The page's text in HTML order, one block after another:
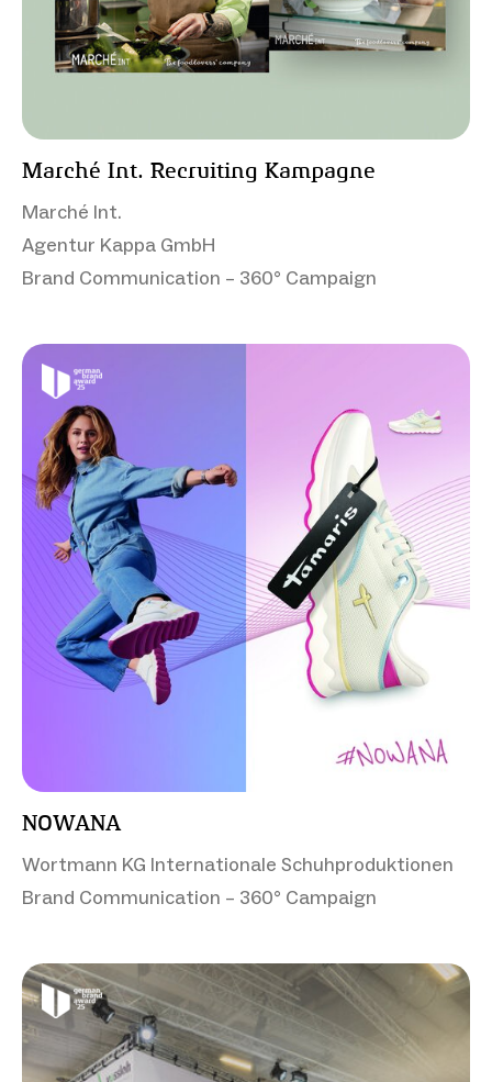
Marché Int. Recruiting Kampagne
Marché Int.
Agentur Kappa GmbH
Brand Communication – 360° Campaign
NOWANA
Wortmann KG Internationale Schuhproduktionen
Brand Communication – 360° Campaign